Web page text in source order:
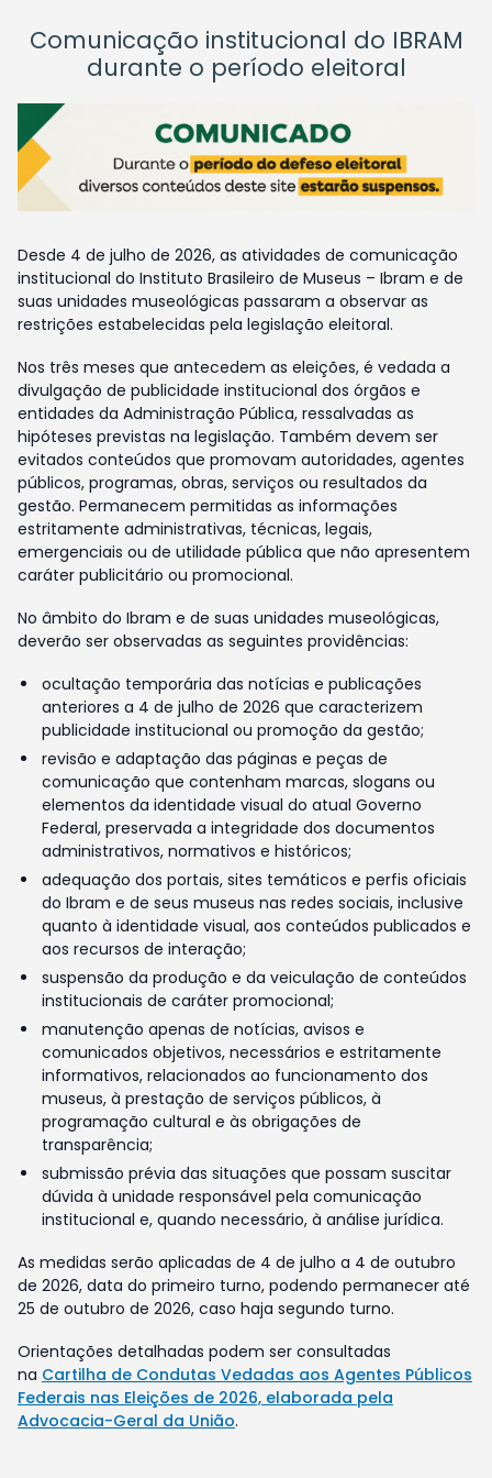
Comunicação institucional do IBRAM
durante o período eleitoral
Desde 4 de julho de 2026, as atividades de comunicação
institucional do Instituto Brasileiro de Museus – Ibram e de
suas unidades museológicas passaram a observar as
restrições estabelecidas pela legislação eleitoral.
Nos três meses que antecedem as eleições, é vedada a
divulgação de publicidade institucional dos órgãos e
entidades da Administração Pública, ressalvadas as
hipóteses previstas na legislação. Também devem ser
evitados conteúdos que promovam autoridades, agentes
públicos, programas, obras, serviços ou resultados da
gestão. Permanecem permitidas as informações
estritamente administrativas, técnicas, legais,
emergenciais ou de utilidade pública que não apresentem
caráter publicitário ou promocional.
No âmbito do Ibram e de suas unidades museológicas,
deverão ser observadas as seguintes providências:
ocultação temporária das notícias e publicações
anteriores a 4 de julho de 2026 que caracterizem
publicidade institucional ou promoção da gestão;
revisão e adaptação das páginas e peças de
comunicação que contenham marcas, slogans ou
elementos da identidade visual do atual Governo
Federal, preservada a integridade dos documentos
administrativos, normativos e históricos;
adequação dos portais, sites temáticos e perfis oficiais
do Ibram e de seus museus nas redes sociais, inclusive
quanto à identidade visual, aos conteúdos publicados e
aos recursos de interação;
suspensão da produção e da veiculação de conteúdos
institucionais de caráter promocional;
manutenção apenas de notícias, avisos e
comunicados objetivos, necessários e estritamente
informativos, relacionados ao funcionamento dos
museus, à prestação de serviços públicos, à
programação cultural e às obrigações de
transparência;
submissão prévia das situações que possam suscitar
dúvida à unidade responsável pela comunicação
institucional e, quando necessário, à análise jurídica.
As medidas serão aplicadas de 4 de julho a 4 de outubro
de 2026, data do primeiro turno, podendo permanecer até
25 de outubro de 2026, caso haja segundo turno.
Orientações detalhadas podem ser consultadas
na Cartilha de Condutas Vedadas aos Agentes Públicos
Federais nas Eleições de 2026, elaborada pela
Advocacia-Geral da União.